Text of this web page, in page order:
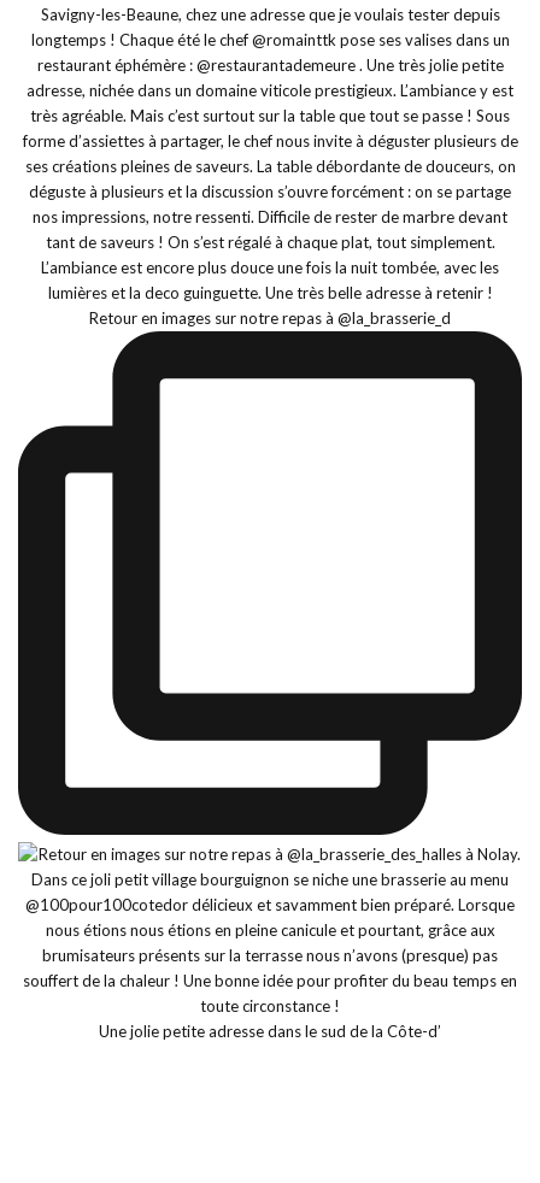
Retour en images sur notre repas à @la_brasserie_d
Une jolie petite adresse dans le sud de la Côte-d’